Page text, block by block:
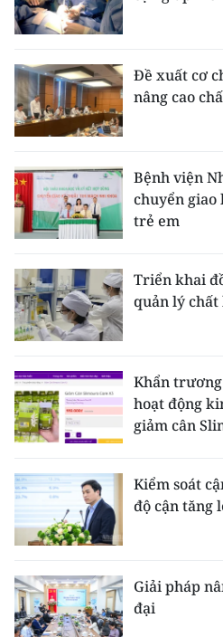
Đề xuất cơ
nâng cao
Bệnh viện
chuyển
trẻ em
Triển khai
quản lý
Khẩn
hoạt động
giảm cân
Kiểm soát
độ cận tăng
Giải pháp
đại